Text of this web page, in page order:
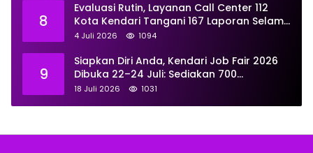
8
Evaluasi Rutin, Layanan Call Center 112
Kota Kendari Tangani 167 Laporan Selama
Juni
4 Juli 2026 1094
9
Siapkan Diri Anda, Kendari Job Fair 2026
Dibuka 22–24 Juli: Sediakan 700
Lowongan dari 30 Perusahaan
18 Juli 2026 1031